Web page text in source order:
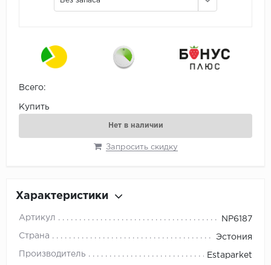
Всего:
Купить
Нет в наличии
Запросить скидку
Характеристики
Артикул NP6187
Страна Эстония
Производитель Estaparket